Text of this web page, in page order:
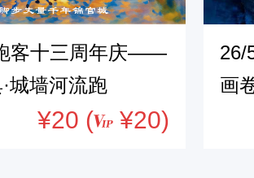
客十三周年庆——
城墙河流跑
¥20 ( ¥20)
26/
画